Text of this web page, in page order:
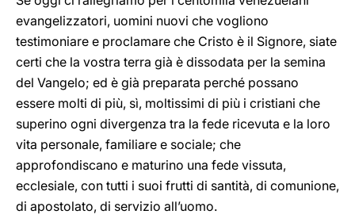
evangelizzatori, uomini nuovi che vogliono
testimoniare e proclamare che Cristo è il Signore, siate
certi che la vostra terra già è dissodata per la semina
del Vangelo; ed è già preparata perché possano
essere molti di più, sì, moltissimi di più i cristiani che
superino ogni divergenza tra la fede ricevuta e la loro
vita personale, familiare e sociale; che
approfondiscano e maturino una fede vissuta,
ecclesiale, con tutti i suoi frutti di santità, di comunione,
di apostolato, di servizio all’uomo.